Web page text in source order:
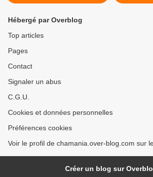
Hébergé par Overblog
Top articles
Pages
Contact
Signaler un abus
C.G.U.
Cookies et données personnelles
Préférences cookies
Voir le profil de chamania.over-blog.com sur
Créer un blog sur